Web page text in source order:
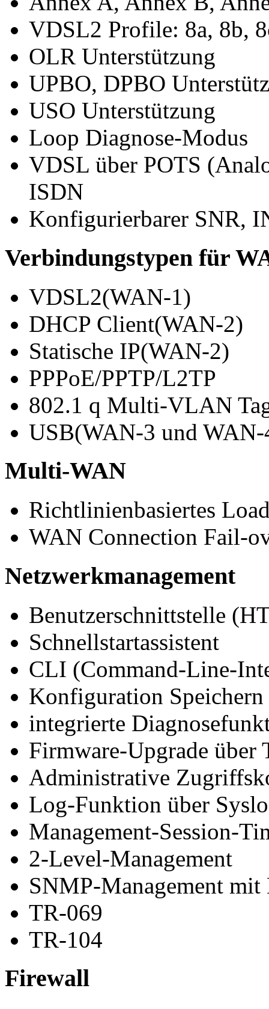
VDSL2 Profile: 8a, 8b,
OLR Unterstützung
UPBO, DPBO
USO Unterstützung
Loop Diagnose-Modus
VDSL über POTS
ISDN
Konfigurierbarer SNR,
Verbindungstypen für
VDSL2(WAN-1)
DHCP Client(WAN-2)
Statische IP(WAN-2)
PPPoE/PPTP/L2TP
802.1 q Multi-VLAN
USB(WAN-3 und
Multi-WAN
Richtlinienbasiertes
WAN Connection Fail-
Netzwerkmanagement
Benutzerschnittstelle
Schnellstartassistent
CLI (Command-Line-
Konfiguration Speichern
integrierte
Firmware-Upgrade über
Administrative
Log-Funktion über
Management-Session-
2-Level-Management
SNMP-Management
TR-069
TR-104
Firewall